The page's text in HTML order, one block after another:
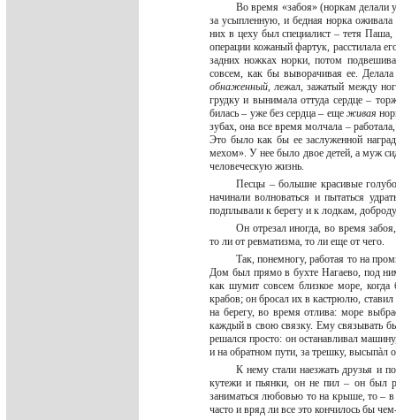
Во время «забоя» (норкам делали
за усыпленную, и бедная норка оживала
них в цеху был специалист – тетя Паша,
операции кожаный фартук, расстилала
задних ножках норки, потом
совсем, как бы выворачивая ее.
обнаженный, лежал, зажатый между
грудку и вынимала оттуда сердце –
билась – уже без сердца – еще живая
зубах, она все время молчала –
Это было как бы ее заслуженной
мехом». У нее было двое детей, а муж
человеческую жизнь.
Песцы – большие красивые
начинали волноваться и пытаться
подплывали к берегу и к лодкам,
Он отрезал иногда, во время
то ли от ревматизма, то ли еще от чего.
Так, понемногу, работая то на
Дом был прямо в бухте Нагаево, под
как шумит совсем близкое море, когда
крабов; он бросал их в кастрюлю,
на берегу, во время отлива: море
каждый в свою связку. Ему связывать
решался просто: он останавливал
и на обратном пути, за трешку, высыпàл
К нему стали наезжать друзья и
кутежи и пьянки, он не пил – он был
заниматься любовью то на крыше, то –
часто и вряд ли все это кончилось бы